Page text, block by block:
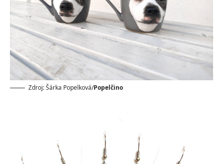
Zdroj: Šárka Popelková/Popelčino